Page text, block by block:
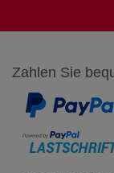
Zahlen Sie